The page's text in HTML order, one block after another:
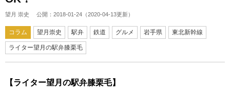
望月 崇史 公開： 2018-01-24 （2020-04-13更新）
コラム 望月崇史 駅弁 鉄道 グルメ 岩手県 東北新幹線
ライター望月の駅弁膝栗毛
【ライター望月の駅弁膝栗毛】